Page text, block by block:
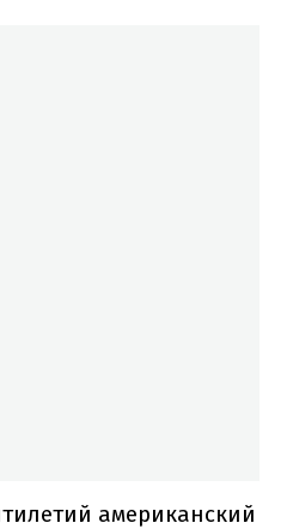
американский